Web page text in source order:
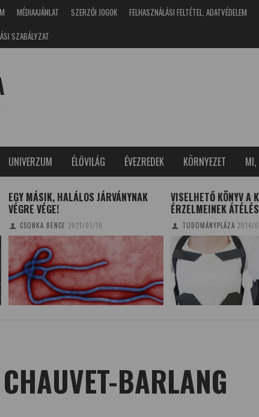
MÉDIAAJÁNLAT SZERZŐI JOGOK
FELHASZNÁLÁSI FELTÉTEL, ADATVÉDELEM
SZABÁLYZAT
UNIVERZUM ÉLŐVILÁG ÉVEZREDEK KÖRNYEZET MI,
EGY MÁSIK, HALÁLOS JÁRVÁNYNAK
VÉGRE VÉGE!
CSONKA BENCE 2021/01/10
VISELHETŐ KÖNYV A
ÉRZELMEINEK
TUDOMÁNYPLÁZA 2014/
BARLANG